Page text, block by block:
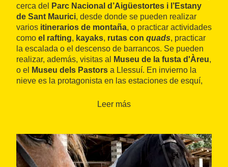
cerca del
Parc Nacional d’Aigüestortes i l’Estany
de Sant Maurici, desde donde se pueden realizar
varios itinerarios de montaña, o practicar actividades
como el rafting, kayaks, rutas con quads, practicar
la escalada o el descenso de barrancos. Se pueden
realizar, además, visitas al
Museu de la fusta d'Àreu,
o el
Museu dels Pastors a Llessuí. En invierno la
nieve es la protagonista en las estaciones de esquí,
Leer más